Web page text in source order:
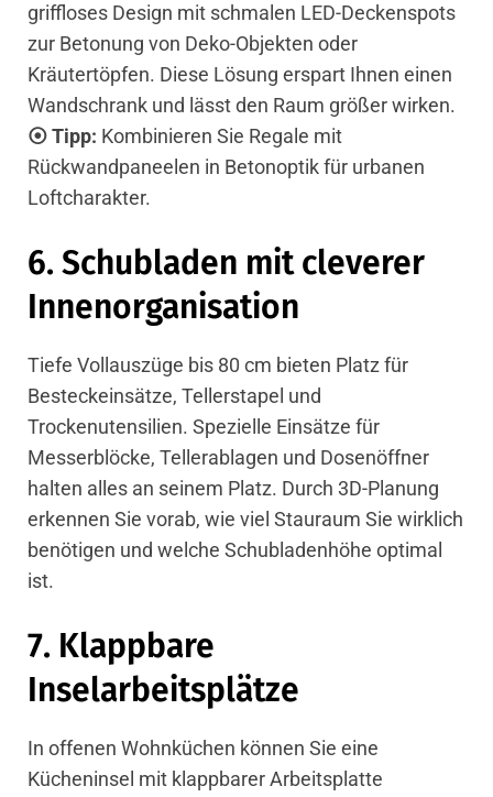
griffloses Design mit schmalen LED-Deckenspots
zur Betonung von Deko-Objekten oder
Kräutertöpfen. Diese Lösung erspart Ihnen einen
Wandschrank und lässt den Raum größer wirken.
⦿ Tipp: Kombinieren Sie Regale mit
Rückwandpaneelen in Betonoptik für urbanen
Loftcharakter.
6. Schubladen mit cleverer
Innenorganisation
Tiefe Vollauszüge bis 80 cm bieten Platz für
Besteckeinsätze, Tellerstapel und
Trockenutensilien. Spezielle Einsätze für
Messerblöcke, Tellerablagen und Dosenöffner
halten alles an seinem Platz. Durch 3D-Planung
erkennen Sie vorab, wie viel Stauraum Sie wirklich
benötigen und welche Schubladenhöhe optimal
ist.
7. Klappbare
Inselarbeitsplätze
In offenen Wohnküchen können Sie eine
Kücheninsel mit klappbarerArbeitsplatte